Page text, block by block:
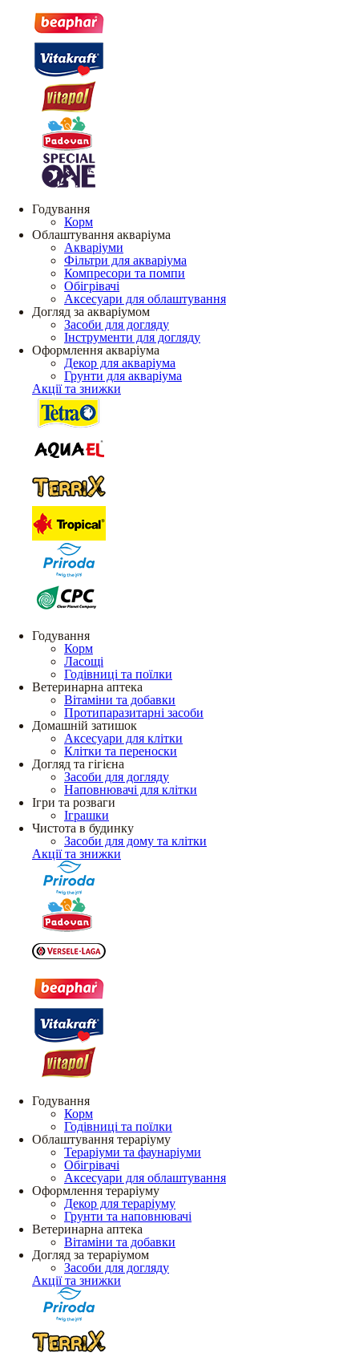
Годування
Корм
Облаштування акваріума
Акваріуми
Фільтри для акваріума
Компресори та помпи
Обігрівачі
Аксесуари для облаштування
Догляд за акваріумом
Засоби для догляду
Інструменти для догляду
Оформлення акваріума
Декор для акваріума
Грунти для акваріума
Акції та знижки
Годування
Корм
Ласощі
Годівниці та поїлки
Ветеринарна аптека
Вітаміни та добавки
Протипаразитарні засоби
Домашній затишок
Аксесуари для клітки
Клітки та переноски
Догляд та гігієна
Засоби для догляду
Наповнювачі для клітки
Ігри та розваги
Іграшки
Чистота в будинку
Засоби для дому та клітки
Акції та знижки
Годування
Корм
Годівниці та поїлки
Облаштування тераріуму
Тераріуми та фаунаріуми
Обігрівачі
Аксесуари для облаштування
Оформлення тераріуму
Декор для тераріуму
Грунти та наповнювачі
Ветеринарна аптека
Вітаміни та добавки
Догляд за тераріумом
Засоби для догляду
Акції та знижки